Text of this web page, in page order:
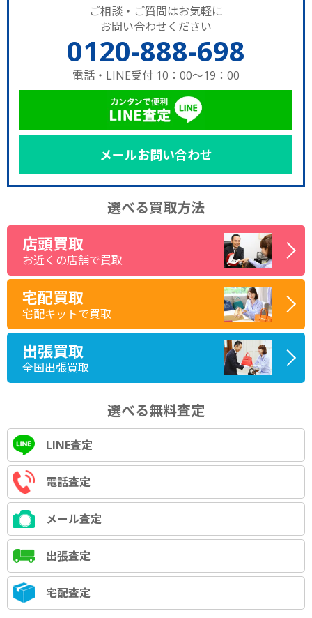
ご相談・ご質問はお気軽に
お問い合わせください
0120-888-698
電話・LINE受付 10：00～19：00
メールお問い合わせ
選べる買取方法
店頭買取
お近くの店舗で買取
宅配買取
宅配キットで買取
出張買取
全国出張買取
選べる無料査定
LINE査定
電話査定
メール査定
出張査定
宅配査定